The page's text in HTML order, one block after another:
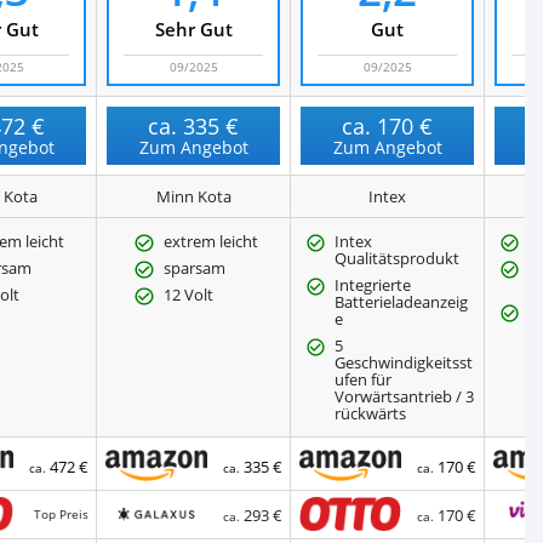
Gut Sehr Gut
09/2025
Gut
09/2025
€ ca.335 €
Zum Angebot
ca. 170 €
Zum Angebot
Minn Kota Intex
leicht
extrem leicht
sparsam
12 Volt
Intex
Qualitätsprodukt
Integrierte
Batterieladeanzeig
e
5
Geschwindigkeitsst
ufen für
Vorwärtsantrieb / 3
rückwärts
ca.472 €
Top Preis
ca.335 €
ca.293 €
ca. 170 €
ca. 170 €